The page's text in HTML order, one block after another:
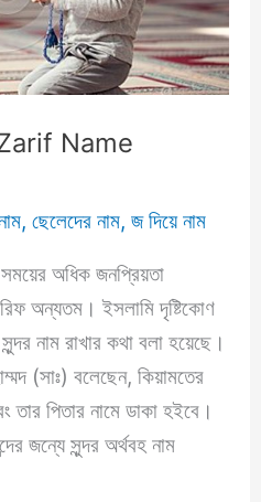
Zarif Name
,ছেলেদের নাম,জ দিয়ে নাম
সময়ের অধিক জনপ্রিয়তা
অন্যতম। ইসলামি দৃষ্টিকোণ
নাম রাখার কথা বলা হয়েছে।
(সাঃ) বলেছেন, কিয়ামতের
তার পিতার নামে ডাকা হইবে।
জন্যে সুন্দর অর্থবহ নাম